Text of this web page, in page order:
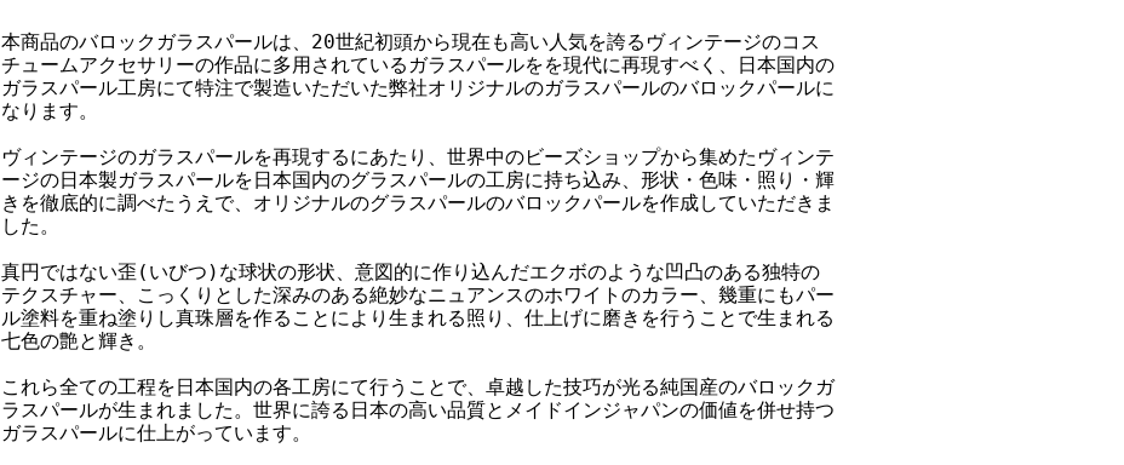
本商品のバロックガラスパールは、20世紀初頭から現在も高い人気を誇るヴィンテージのコス
チュームアクセサリーの作品に多用されているガラスパールをを現代に再現すべく、日本国内の
ガラスパール工房にて特注で製造いただいた弊社オリジナルのガラスパールのバロックパールに
なります。
ヴィンテージのガラスパールを再現するにあたり、世界中のビーズショップから集めたヴィンテ
ージの日本製ガラスパールを日本国内のグラスパールの工房に持ち込み、形状・色味・照り・輝
きを徹底的に調べたうえで、オリジナルのグラスパールのバロックパールを作成していただきま
した。
真円ではない歪(いびつ)な球状の形状、意図的に作り込んだエクボのような凹凸のある独特の
テクスチャー、こっくりとした深みのある絶妙なニュアンスのホワイトのカラー、幾重にもパー
ル塗料を重ね塗りし真珠層を作ることにより生まれる照り、仕上げに磨きを行うことで生まれる
七色の艶と輝き。
これら全ての工程を日本国内の各工房にて行うことで、卓越した技巧が光る純国産のバロックガ
ラスパールが生まれました。世界に誇る日本の高い品質とメイドインジャパンの価値を併せ持つ
ガラスパールに仕上がっています。